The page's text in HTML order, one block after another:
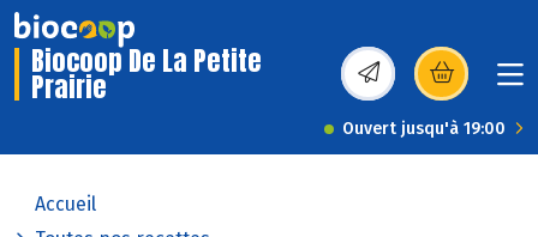
Biocoop De La Petite
Prairie (s’ouvre dans une
Ouvert jusqu'à 19:00
Accueil